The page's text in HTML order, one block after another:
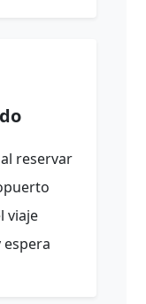
al reservar
viaje